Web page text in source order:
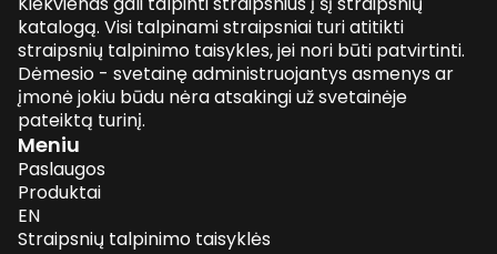
katalogą. Visi talpinami straipsniai turi atitikti
straipsnių talpinimo taisykles, jei nori būti patvirtinti.
Dėmesio - svetainę administruojantys asmenys ar
įmonė jokiu būdu nėra atsakingi už svetainėje
pateiktą turinį.
Meniu
Paslaugos
Produktai
EN
Straipsnių talpinimo taisyklės